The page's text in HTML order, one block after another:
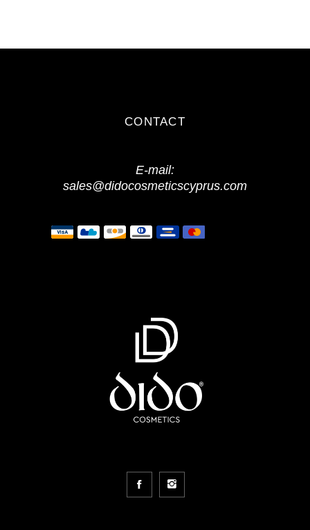
CONTACT
E-mail:
sales@didocosmeticscyprus.com